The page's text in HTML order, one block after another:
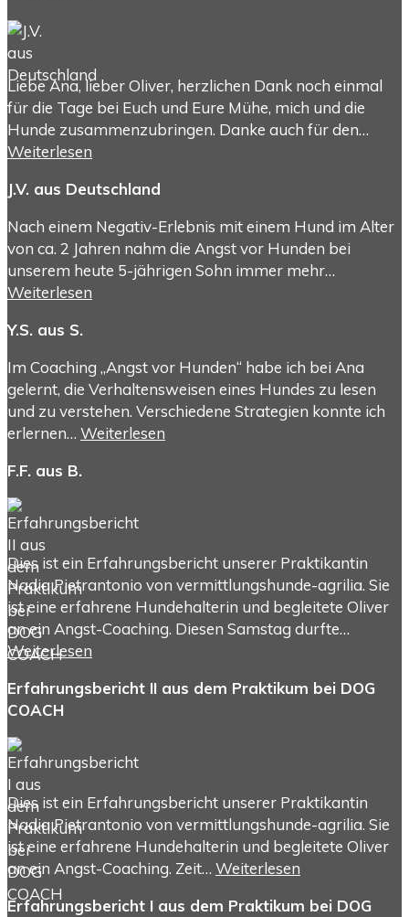
Liebe Ana, lieber Oliver, herzlichen Dank noch einmal
für die Tage bei Euch und Eure Mühe, mich und die
Hunde zusammenzubringen. Danke auch für den…
Weiterlesen
J.V. aus Deutschland
Nach einem Negativ-Erlebnis mit einem Hund im Alter
von ca. 2 Jahren nahm die Angst vor Hunden bei
unserem heute 5-jährigen Sohn immer mehr…
Weiterlesen
Y.S. aus S.
Im Coaching „Angst vor Hunden“ habe ich bei Ana
gelernt, die Verhaltensweisen eines Hundes zu lesen
und zu verstehen. Verschiedene Strategien konnte ich
erlernen… Weiterlesen
F.F. aus B.
Dies ist ein Erfahrungsbericht unserer Praktikantin
Nadia Pietrantonio von vermittlungshunde-agrilia. Sie
ist eine erfahrene Hundehalterin und begleitete Oliver
an ein Angst-Coaching. Diesen Samstag durfte…
Weiterlesen
Erfahrungsbericht II aus dem Praktikum bei DOG
COACH
Dies ist ein Erfahrungsbericht unserer Praktikantin
Nadia Pietrantonio von vermittlungshunde-agrilia. Sie
ist eine erfahrene Hundehalterin und begleitete Oliver
an ein Angst-Coaching. Zeit… Weiterlesen
Erfahrungsbericht I aus dem Praktikum bei DOG